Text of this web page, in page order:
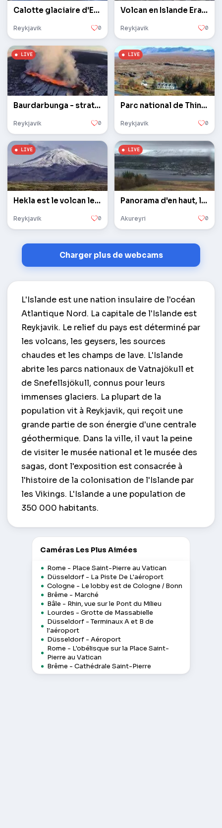
Calotte glaciaire d'Eyjafjallajökull
Reykjavik 0
Volcan en Islande Erayvajökull
Reykjavik 0
Baurdarbunga - stratovolcan en Islande
Reykjavik 0
Parc national de Thingvellir
Reykjavik 0
Hekla est le volcan le plus actif d'Islande
Reykjavik 0
Panorama d'en haut, le fjord d'Eyja
Akureyri 0
Charger plus de webcams
L'Islande est une nation insulaire de l'océan
Atlantique Nord. La capitale de l'Islande est
Reykjavik. Le relief du pays est déterminé par
les volcans, les geysers, les sources
chaudes et les champs de lave. L'Islande
abrite les parcs nationaux de Vatnajökull et
de Snefellsjökull, connus pour leurs
immenses glaciers. La plupart de la
population vit à Reykjavik, qui reçoit une
grande partie de son énergie d'une centrale
géothermique. Dans la ville, il vaut la peine
de visiter le musée national et le musée des
sagas, dont l'exposition est consacrée à
l'histoire de la colonisation de l'Islande par
les Vikings. L'Islande a une population de
350 000 habitants.
Caméras Les Plus Aimées
Rome - Place Saint-Pierre au Vatican
Düsseldorf - La Piste De L'aéroport
Cologne - Le lobby est de Cologne / Bonn
Brême - Marché
Bâle - Rhin, vue sur le Pont du Milieu
Lourdes - Grotte de Massabielle
Düsseldorf - Terminaux A et B de
l'aéroport
Düsseldorf - Aéroport
Rome - L'obélisque sur la Place Saint-
Pierre au Vatican
Brême - Cathédrale Saint-Pierre